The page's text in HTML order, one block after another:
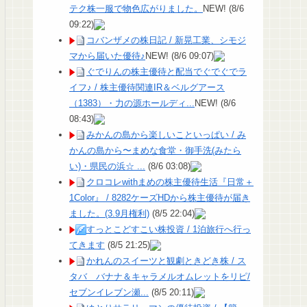
テク株一服で物色広がりました。 NEW! (8/6
09:22)
コバンザメの株日記 / 新晃工業、シモジ
マから届いた優待♪NEW! (8/6 09:07)
ぐでりんの株主優待と配当でぐでぐでラ
イフ♪ / 株主優待関連IR＆ベルグアース
（1383）・力の源ホールディ... NEW! (8/6
08:43)
みかんの島から楽しいこといっぱい / み
かんの島から〜まめな食堂・御手洗(みたら
い)・県民の浜☆ ...
(8/6 03:08)
クロコレwithまめの株主優待生活『日常＋
1Color』 / 8282ケーズHDから株主優待が届き
ました。(3.9月権利) (8/5 22:04)
すっとこどすこい株投資 / 1泊旅行へ行っ
てきます (8/5 21:25)
かれんのスイーツと観劇ときどき株 / ス
タバ バナナ＆キャラメルオムレットをリピ/
セブンイレブン瀬...
(8/5 20:11)